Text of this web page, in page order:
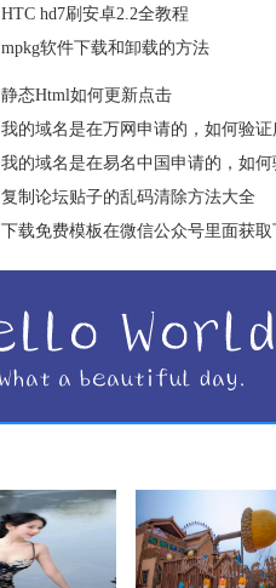
HTC hd7刷安卓2.2全教程
mpkg软件下载和卸载的方法
静态Html如何更新点击
我的域名是在万网申请的，如何验
我的域名是在易名中国申请的，如
复制论坛贴子的乱码清除方法大全
下载免费模板在微信公众号里面获